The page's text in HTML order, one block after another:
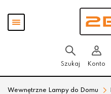
Pokaż
menu
Szukaj Konto
Wewnętrzne Lampy do Domu